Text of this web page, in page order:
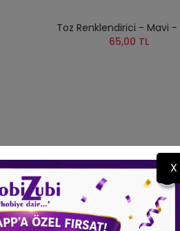
Toz Renklendirici - Mavi -
65,00 TL
X